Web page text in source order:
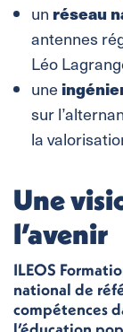
un réseau
antennes
Léo
une
sur
la
Une
l’avenir
ILEOS
national de
compétences